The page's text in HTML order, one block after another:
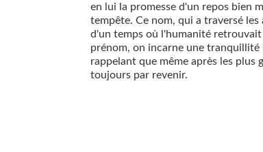
en lui la promesse d'un repos bien
tempête. Ce nom, qui a traversé les
d'un temps où l'humanité
prénom, on incarne une
rappelant que même après les plus
toujours par revenir.